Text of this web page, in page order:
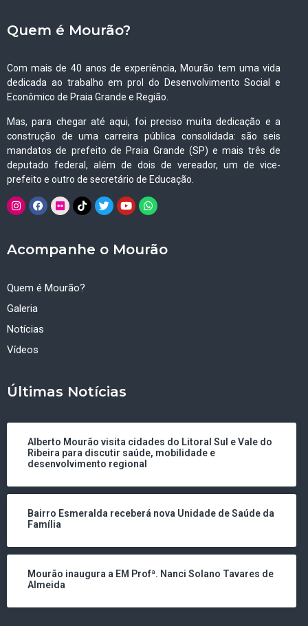
Quem é Mourão?
Com mais de 40 anos de experiência, Mourão tem uma vida
dedicada ao trabalho em prol do Desenvolvimento Social e
Econômico de Praia Grande e Região.
Mas, para chegar até aqui, foi preciso muita dedicação e a
construção de uma carreira pública consolidada: são seis
mandatos de prefeito de Praia Grande (SP) e mais três de
deputado federal, além de dois de vereador, um de vice-
prefeito e outro de secretário de Educação.
Acompanhe o Mourão
Quem é Mourão?
Galeria
Notícias
Vídeos
Últimas Notícias
Alberto Mourão visita cidades do Litoral Sul e Vale do
Ribeira para discutir saúde, mobilidade e
desenvolvimento regional
Bairro Esmeralda receberá nova Unidade de Saúde da
Família
Mourão inaugura a EM Profª. Nanci Solano Tavares de
Almeida